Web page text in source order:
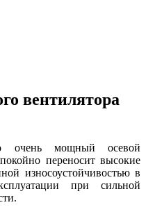
вентилятора
очень мощный осевой
переносит высокие
износоустойчивостью в
при сильной